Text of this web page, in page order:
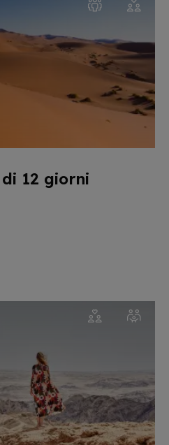
12 giorni